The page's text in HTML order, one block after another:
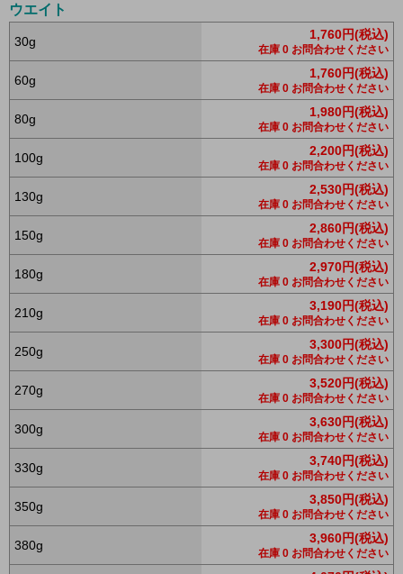
ウエイト
30g 1,760円(税込)
在庫 0 お問合わせください
60g 1,760円(税込)
在庫 0 お問合わせください
80g 1,980円(税込)
在庫 0 お問合わせください
100g 2,200円(税込)
在庫 0 お問合わせください
130g 2,530円(税込)
在庫 0 お問合わせください
150g 2,860円(税込)
在庫 0 お問合わせください
180g 2,970円(税込)
在庫 0 お問合わせください
210g 3,190円(税込)
在庫 0 お問合わせください
250g 3,300円(税込)
在庫 0 お問合わせください
270g 3,520円(税込)
在庫 0 お問合わせください
300g 3,630円(税込)
在庫 0 お問合わせください
330g 3,740円(税込)
在庫 0 お問合わせください
350g 3,850円(税込)
在庫 0 お問合わせください
380g 3,960円(税込)
在庫 0 お問合わせください